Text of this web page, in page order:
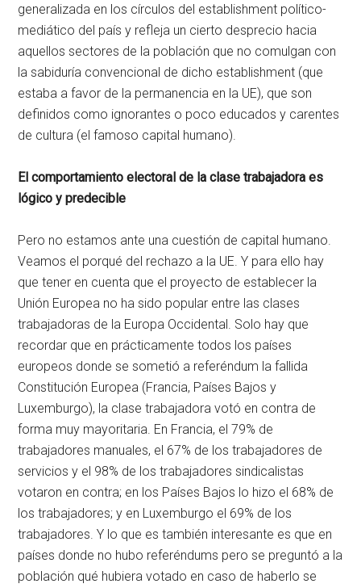
generalizada en los círculos del establishment político-
mediático del país y refleja un cierto desprecio hacia
aquellos sectores de la población que no comulgan con
la sabiduría convencional de dicho establishment (que
estaba a favor de la permanencia en la UE), que son
definidos como ignorantes o poco educados y carentes
de cultura (el famoso capital humano).
El comportamiento electoral de la clase trabajadora es
lógico y predecible
Pero no estamos ante una cuestión de capital humano.
Veamos el porqué del rechazo a la UE. Y para ello hay
que tener en cuenta que el proyecto de establecer la
Unión Europea no ha sido popular entre las clases
trabajadoras de la Europa Occidental. Solo hay que
recordar que en prácticamente todos los países
europeos donde se sometió a referéndum la fallida
Constitución Europea (Francia, Países Bajos y
Luxemburgo), la clase trabajadora votó en contra de
forma muy mayoritaria. En Francia, el 79% de
trabajadores manuales, el 67% de los trabajadores de
servicios y el 98% de los trabajadores sindicalistas
votaron en contra; en los Países Bajos lo hizo el 68% de
los trabajadores; y en Luxemburgo el 69% de los
trabajadores. Y lo que es también interesante es que en
países donde no hubo referéndums pero se preguntó a la
población qué hubiera votado en caso de haberlo se